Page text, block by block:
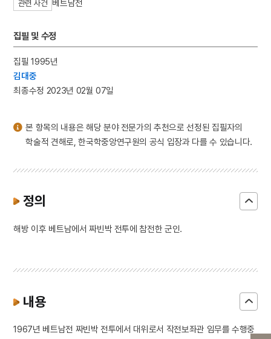
8 꿀벌
10 민족종교
관련 사건 베트남전
집필 및 수정
집필 1995년
김대중
최종수정 2023년 02월 07일
본 항목의 내용은 해당 분야 전문가의 추천으로 선정된 집필자의
학술적 견해로, 한국학중앙연구원의 공식 입장과 다를 수 있습니다.
정의
해방 이후 베트남에서 짜빈박 전투에 참전한 군인.
내용
1967년 베트남전 짜빈박 전투에서 대위로서 작전보좌관 임무를 수행중